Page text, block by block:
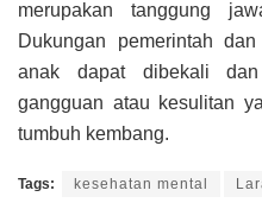
merupakan tanggung
Dukungan pemerintah
anak dapat dibekali
gangguan atau kesulitan
tumbuh kembang.
Tags: kesehatan mental